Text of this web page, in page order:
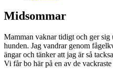
Midsommar
Mamman vaknar tidigt och ger sig
hunden. Jag vandrar genom
ängar och tänker att jag är så
Vi får bo här på en av de